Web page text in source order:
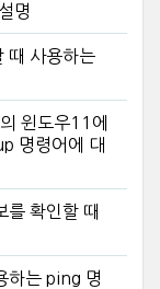
명
때 사용하는
윈도우11에
명령어에 대
를 확인할 때
하는 ping 명